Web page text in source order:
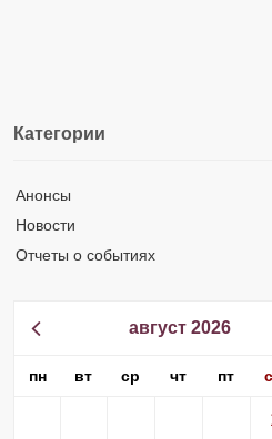
Категории
Анонсы
Новости
Отчеты о событиях
август 2026
пн вт ср чт пт